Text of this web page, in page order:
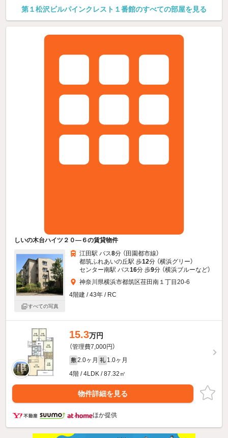
第１松沢ビルパインクレスト１番館のすべての部屋を見る
しいの木台ハイツ２０—６の賃貸物件
すべての写真
江田駅 バス8分 （田園都市線）
都筑ふれあいの丘駅 歩12分 （横浜グリー）
センター南駅 バス16分 歩9分 （横浜ブルーなど）
神奈川県横浜市都筑区荏田南１丁目20-6
4階建 / 43年 / RC
15.3万円
（管理費7,000円）
敷 2.0ヶ月 礼 1.0ヶ月
4階 / 4LDK / 87.32㎡
物件詳細を見る
ほか提供